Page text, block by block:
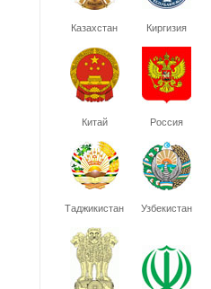
Казахстан Киргизия
Китай Россия
Таджикистан Узбекистан